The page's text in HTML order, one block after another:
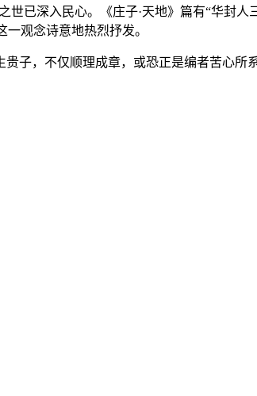
已深入民心。《庄子·天地》篇有“华封
观念诗意地热烈抒发。
子，不仅顺理成章，或恐正是编者苦心所系